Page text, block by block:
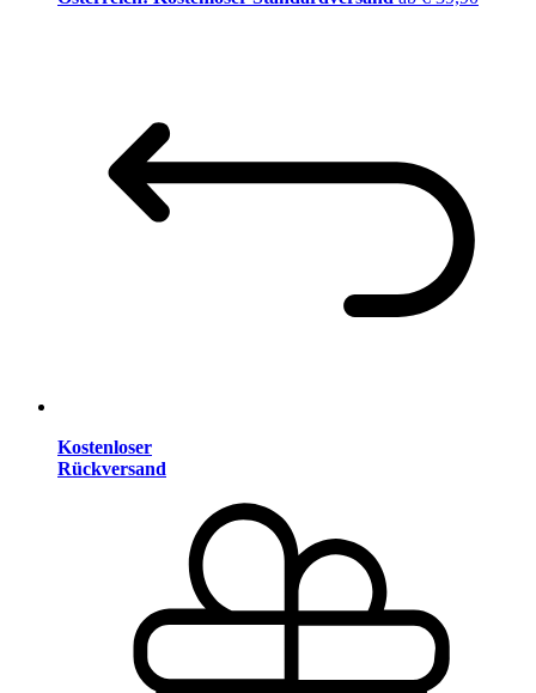
Kostenloser
Rückversand